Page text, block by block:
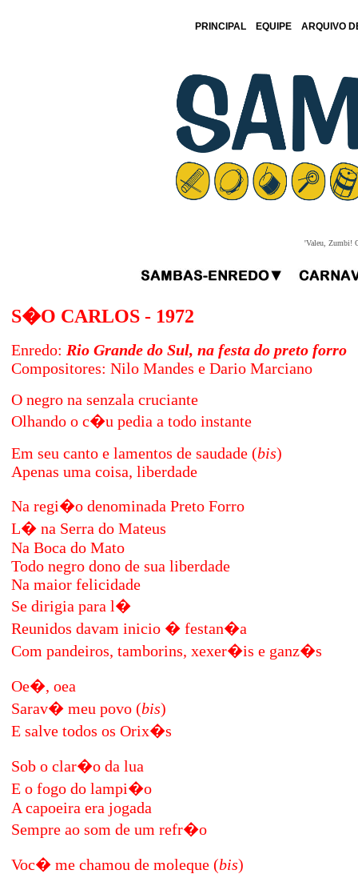
PRINCIPAL EQUIPE ARQUIVO
'Valeu, Zumbi!
S�O CARLOS - 1972
Enredo: Rio Grande do Sul, na festa do preto forro
Compositores: Nilo Mandes e Dario Marciano
O negro na senzala cruciante
Olhando o c�u pedia a todo instante
Em seu canto e lamentos de saudade (bis)
Apenas uma coisa, liberdade
Na regi�o denominada Preto Forro
L� na Serra do Mateus
Na Boca do Mato
Todo negro dono de sua liberdade
Na maior felicidade
Se dirigia para l�
Reunidos davam inicio � festan�a
Com pandeiros, tamborins, xexer�is e ganz�s
Oe�, oea
Sarav� meu povo (bis)
E salve todos os Orix�s
Sob o clar�o da lua
E o fogo do lampi�o
A capoeira era jogada
Sempre ao som de um refr�o
Voc� me chamou de moleque (bis)